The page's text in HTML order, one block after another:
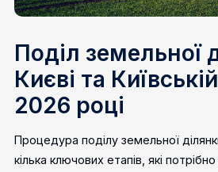
Поділ земельної
Києві та
2026 році
Процедура поділу земельної
кілька ключових етапів, які